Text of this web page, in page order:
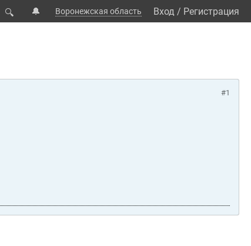
🔍 🔔 Воронежская область Вход / Регистрация
#1